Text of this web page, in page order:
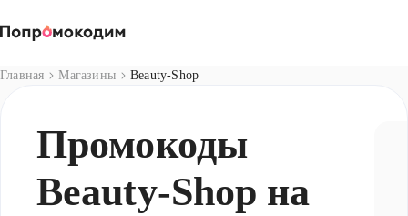
Главная Магазины Beauty-Shop
Промокоды
Beauty-Shop на